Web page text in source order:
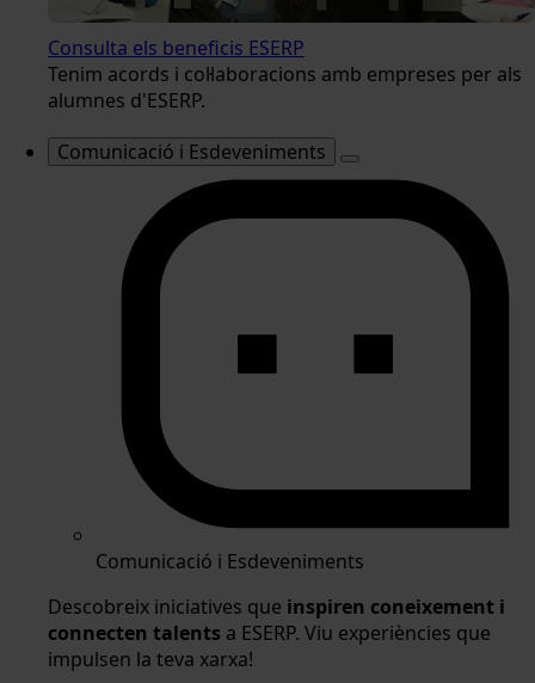
Consulta els beneficis ESERP
Tenim acords i col·laboracions amb empreses per als
alumnes d'ESERP.
Comunicació i Esdeveniments
Comunicació i Esdeveniments
Descobreix iniciatives que inspiren coneixement i
connecten talents a ESERP. Viu experiències que
impulsen la teva xarxa!